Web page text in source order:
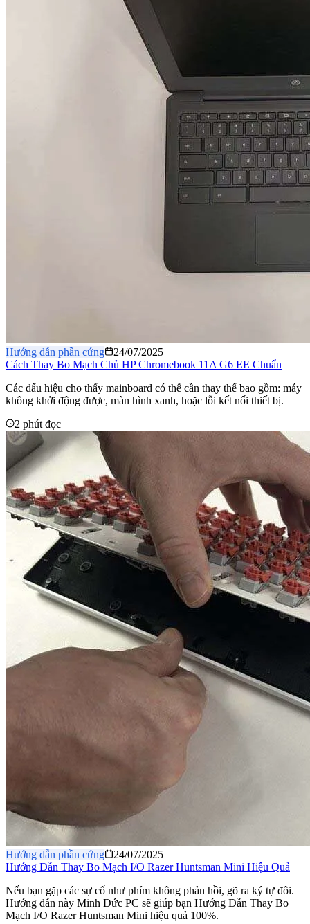
Hướng dẫn phần cứng
24/07/2025
Cách Thay Bo Mạch Chủ HP Chromebook 11A G6 EE Chuẩn
Các dấu hiệu cho thấy mainboard có thể cần thay thế bao gồm: máy
không khởi động được, màn hình xanh, hoặc lỗi kết nối thiết bị.
2 phút đọc
Hướng dẫn phần cứng
24/07/2025
Hướng Dẫn Thay Bo Mạch I/O Razer Huntsman Mini Hiệu Quả
Nếu bạn gặp các sự cố như phím không phản hồi, gõ ra ký tự đôi.
Hướng dẫn này Minh Đức PC sẽ giúp bạn Hướng Dẫn Thay Bo
Mạch I/O Razer Huntsman Mini hiệu quả 100%.